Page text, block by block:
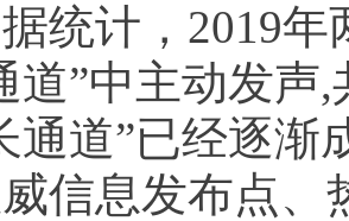
统计，2019
道”中主动发声
通道”已经逐
信息发布点、